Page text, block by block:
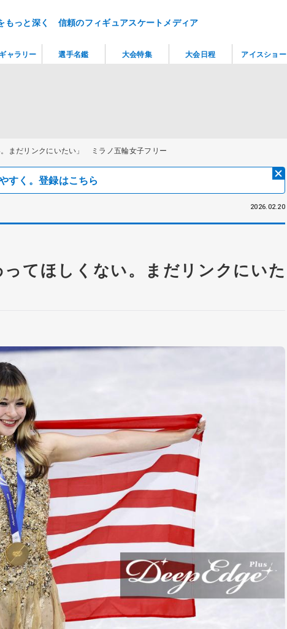
もっと深く 信頼のフィギュアスケートメディア
まだリンクにいたい」 ミラノ五輪女子フリー
すく。登録はこちら
2026.02.20
てほしくない。まだリンクにいた
ャラリー 選手名鑑 大会特集 大会日程 アイスショー